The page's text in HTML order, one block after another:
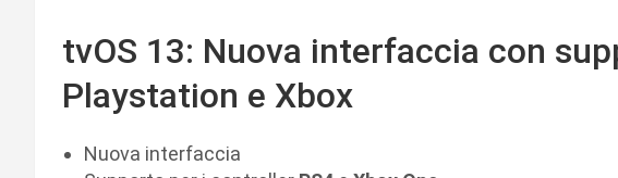
tvOS 13: Nuova interfaccia con
Playstation e Xbox
Nuova interfaccia